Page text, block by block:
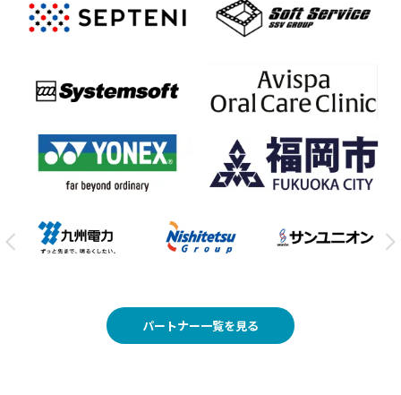
パートナー一覧を見る